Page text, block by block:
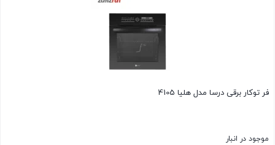
فر توکار برقی درسا مدل هليا 4105
موجود در انبار